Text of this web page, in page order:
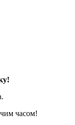
часом!